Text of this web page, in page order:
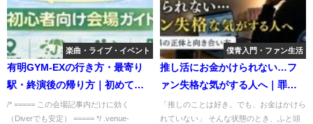
楽曲・ライブ・イベント
有明GYM-EXの行き方・最寄り
駅・終演後の帰り方｜初めてで
も迷わない会場ガイド
/* ===== この会場記事内だけに効く
（Diverでも安定） ===== */ .venue-
僕青入門・ファン生活
推し活にお金かけられない…フ
ァン失格な気がする人へ｜罪悪
感の正体と向き合い方
「推しのことは好き。でも、お金はかけら
れていない」 そんな状態のとき、ふと頭